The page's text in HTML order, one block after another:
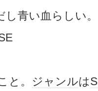
し青い血らしい。
と。 ジャンルは